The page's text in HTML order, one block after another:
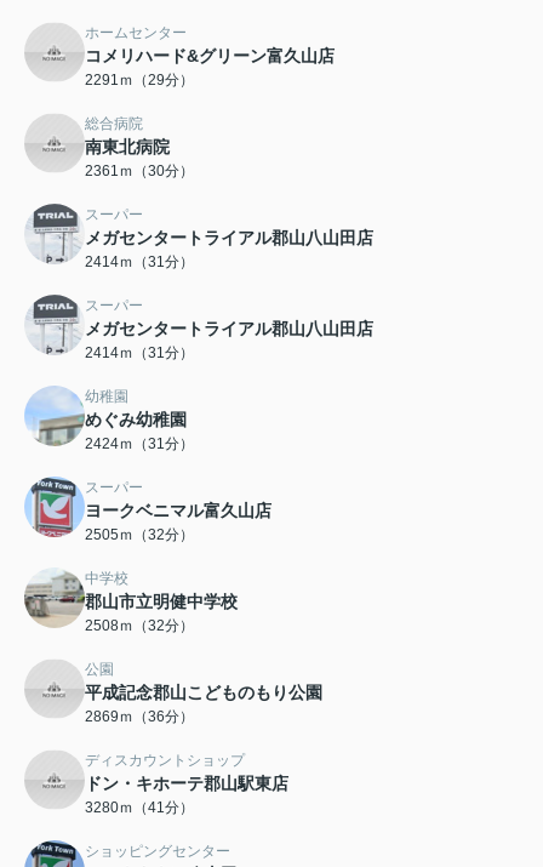
ホームセンター
コメリハード&グリーン富久山店
2291ｍ（29分）
総合病院
南東北病院
2361ｍ（30分）
スーパー
メガセンタートライアル郡山八山田店
2414ｍ（31分）
スーパー
メガセンタートライアル郡山八山田店
2414ｍ（31分）
幼稚園
めぐみ幼稚園
2424ｍ（31分）
スーパー
ヨークベニマル富久山店
2505ｍ（32分）
中学校
郡山市立明健中学校
2508ｍ（32分）
公園
平成記念郡山こどものもり公園
2869ｍ（36分）
ディスカウントショップ
ドン・キホーテ郡山駅東店
3280ｍ（41分）
ショッピングセンター